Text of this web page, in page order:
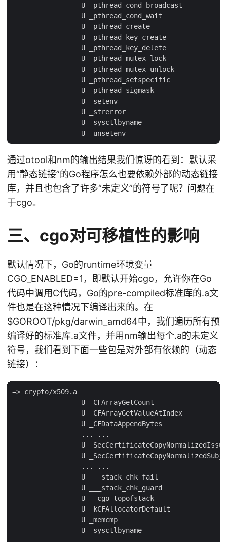
                 U _pthread_cond_broadcast
                 U _pthread_cond_wait
                 U _pthread_create
                 U _pthread_key_create
                 U _pthread_key_delete
                 U _pthread_mutex_lock
                 U _pthread_mutex_unlock
                 U _pthread_setspecific
                 U _pthread_sigmask
                 U _setenv
                 U _strerror
                 U _sysctlbyname
通过otool和nm的输出结果我们惊讶的看到：默认采
用“静态链接”的Go程序怎么也要依赖外部的动态链接
库，并且也包含了许多“未定义”的符号了呢？问题在
于cgo。
三、cgo对可移植性的影响
默认情况下，Go的runtime环境变量
CGO_ENABLED=1，即默认开始cgo，允许你在Go
代码中调用C代码，Go的pre-compiled标准库的.a文
件也是在这种情况下编译出来的。在
$GOROOT/pkg/darwin_amd64中，我们遍历所有预
编译好的标准库.a文件，并用nm输出每个.a的未定义
符号，我们看到下面一些包是对外部有依赖的（动态
链接）：
=> crypto/x509.a
                 U _CFArrayGetCount
                 U _CFArrayGetValueAtIndex
                 U _CFDataAppendBytes
                 ... ...
U
U
                 ... ...
                 U ___stack_chk_fail
                 U ___stack_chk_guard
                 U __cgo_topofstack
                 U _kCFAllocatorDefault
                 U _memcmp
                 U _sysctlbyname